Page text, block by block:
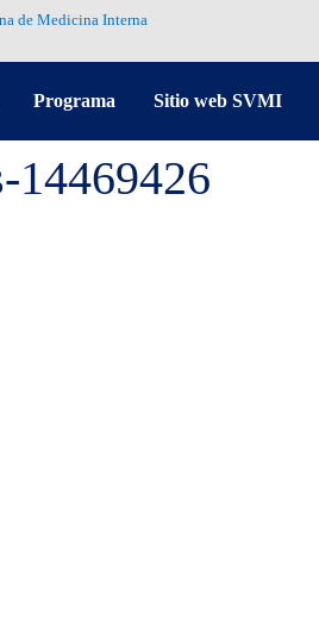
de Medicina Interna
Programa Sitio web SVMI
14469426